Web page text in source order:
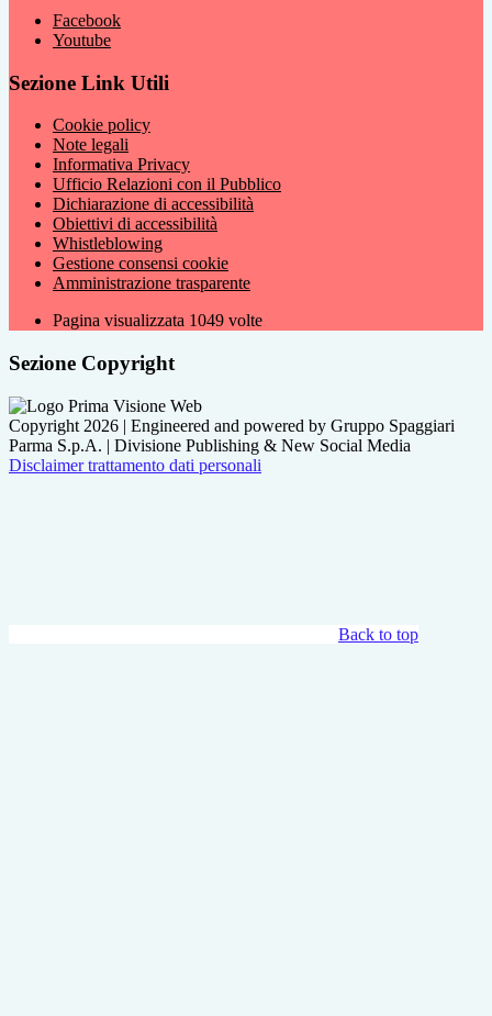
Facebook
Youtube
Sezione Link Utili
Cookie policy
Note legali
Informativa Privacy
Ufficio Relazioni con il Pubblico
Dichiarazione di accessibilità
Obiettivi di accessibilità
Whistleblowing
Gestione consensi cookie
Amministrazione trasparente
Pagina visualizzata 1049 volte
Sezione Copyright
Copyright 2026 | Engineered and powered by Gruppo Spaggiari
Parma S.p.A. | Divisione Publishing & New Social Media
Disclaimer trattamento dati personali
Back to top